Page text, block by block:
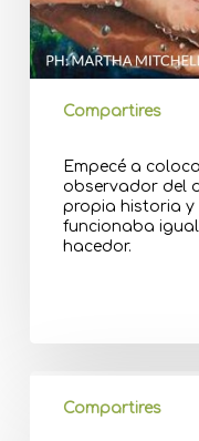
Compartires
Empecé a
observador del
propia historia y
funcionaba
hacedor.
Compartires